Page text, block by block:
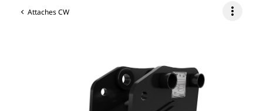
Attaches CW more_vert